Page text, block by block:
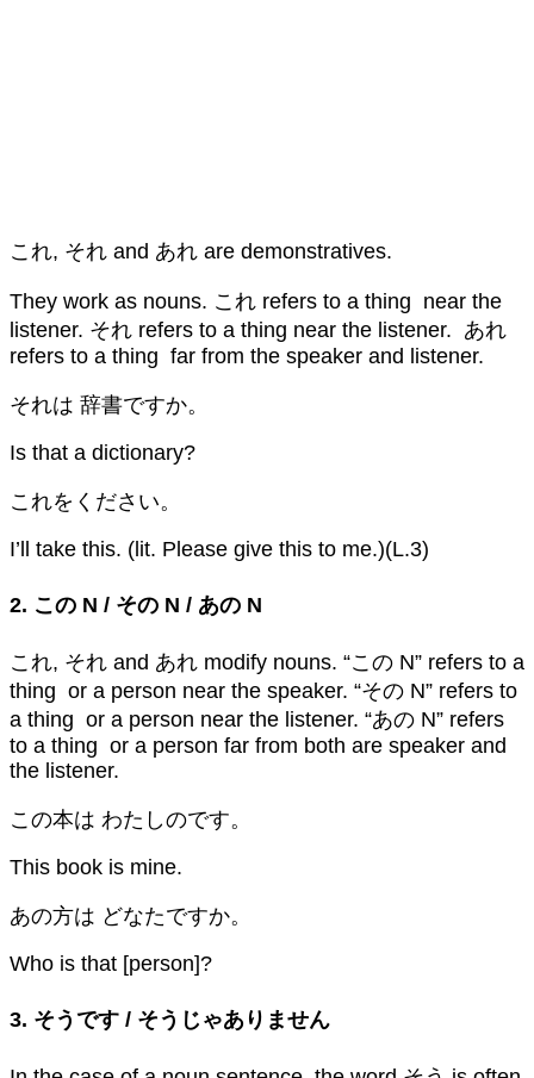
これ, それ and あれ are demonstratives.
They work as nouns. これ refers to a thing near the
listener. それ refers to a thing near the listener. あれ
refers to a thing far from the speaker and listener.
それは 辞書ですか。
Is that a dictionary?
これをください。
I’ll take this. (lit. Please give this to me.)(L.3)
2. この N / その N / あの N
これ, それ and あれ modify nouns. “この N” refers to a
thing or a person near the speaker. “その N” refers to
a thing or a person near the listener. “あの N” refers
to a thing or a person far from both are speaker and
the listener.
この本は わたしのです。
This book is mine.
あの方は どなたですか。
Who is that [person]?
3. そうです / そうじゃありません